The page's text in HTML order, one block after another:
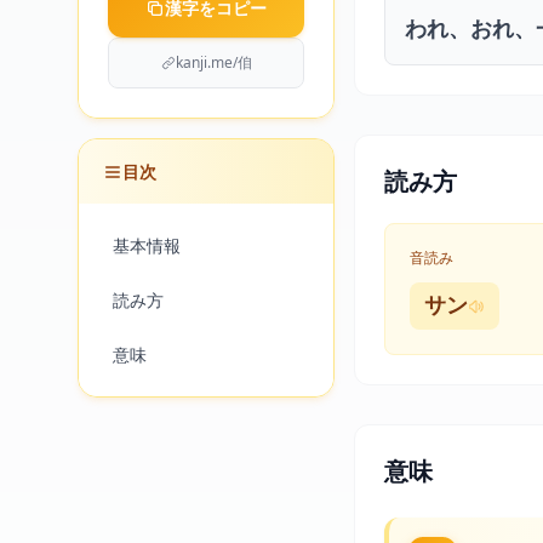
漢字をコピー
kanji.me/㑑
目次
基本情報
読み方
意味
われ、おれ、
読み方
音読み
サン
意味